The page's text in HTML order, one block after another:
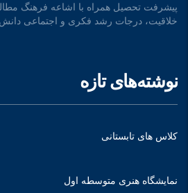
پیشرفت تحصیل همراه با اشاعه فرهنگ
خلاقیت، درجات رشد فکری و اجتماعی دانش
نوشته‌های تازه
کلاس های تابستانی
نمایشگاه هنری متوسطه اول